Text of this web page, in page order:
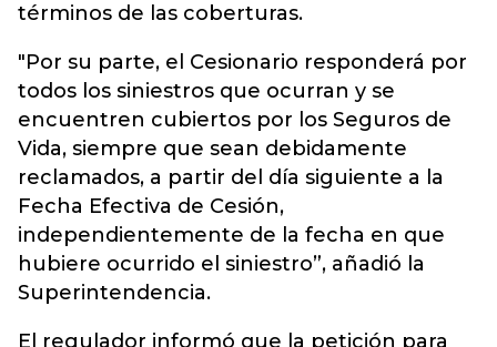
términos de las coberturas.
"Por su parte, el Cesionario responderá por
todos los siniestros que ocurran y se
encuentren cubiertos por los Seguros de
Vida, siempre que sean debidamente
reclamados, a partir del día siguiente a la
Fecha Efectiva de Cesión,
independientemente de la fecha en que
hubiere ocurrido el siniestro”, añadió la
Superintendencia.
El regulador informó que la petición para